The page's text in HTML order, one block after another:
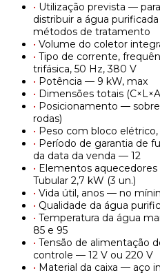
• Utilização prevista —
distribuir a água
métodos de tratamento
• Volume do coletor
• Tipo de corrente,
trifásica, 50 Hz, 380 V
• Potência — 9 kW, max
• Dimensões totais
• Posicionamento —
rodas)
• Peso com bloco
• Período de garantia de
da data da venda — 12
• Elementos
Tubular 2,7 kW (3 un.)
• Vida útil, anos — no
• Qualidade da água
• Temperatura da água
85 e 95
• Tensão de alimentação
controle — 12 V ou 220 V
• Material da caixa — aço